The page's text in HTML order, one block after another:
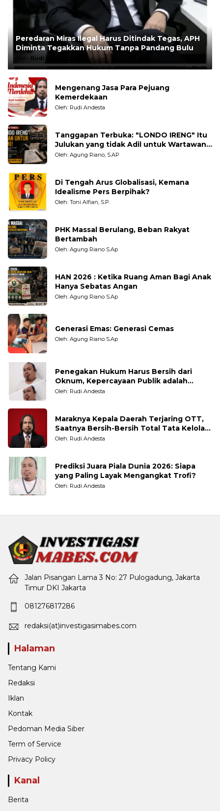
Peredaran Miras Ilegal Harus Ditindak Tegas, APH
Diminta Tegakkan Hukum Tanpa Pandang Bulu
Oleh: Rudi Andesta
Mengenang Jasa Para Pejuang
Kemerdekaan
Oleh: Rudi Andesta
Tanggapan Terbuka: "LONDO IRENG" Itu
Julukan yang tidak Adil untuk Wartawan,
Pengamat dan LSM
Oleh: Agung Riano, S.AP
Di Tengah Arus Globalisasi, Kemana
Idealisme Pers Berpihak?
Oleh: Toni Alfian, S.P.
PHK Massal Berulang, Beban Rakyat
Bertambah
Oleh: Agung Riano S.Ap
HAN 2026 : Ketika Ruang Aman Bagi Anak
Hanya Sebatas Angan
Oleh: Agung Riano S.Ap
Generasi Emas: Generasi Cemas
Oleh: Agung Riano S.Ap
Penegakan Hukum Harus Bersih dari
Oknum, Kepercayaan Publik adalah
Taruhannya
Oleh: Rudi Andesta
Maraknya Kepala Daerah Terjaring OTT,
Saatnya Bersih-Bersih Total Tata Kelola
Pemerintahan
Oleh: Rudi Andesta
Prediksi Juara Piala Dunia 2026: Siapa
yang Paling Layak Mengangkat Trofi?
Oleh: Rudi Andesta
Jalan Pisangan Lama 3 No: 27 Pulogadung, Jakarta
Timur DKI Jakarta
081276817286
redaksi(at)investigasimabes.com
Halaman
Tentang Kami
Redaksi
Iklan
Kontak
Pedoman Media Siber
Term of Service
Privacy Policy
Kanal
Berita